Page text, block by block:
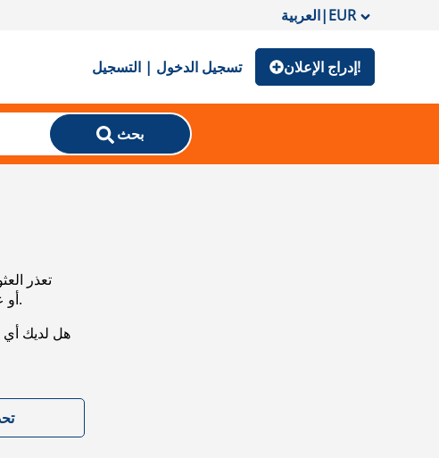
العربية|EUR
تسجيل الدخول | التسجيل إدراج الإعلان!
بحث
تعذر
URL، أو عرض خريطة الموقع الخاصة بنا لمساعدتك في العثور على ما تريد.
هل لديك أي